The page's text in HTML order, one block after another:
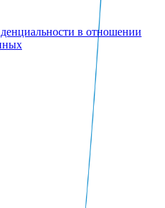
в отношении
ключ